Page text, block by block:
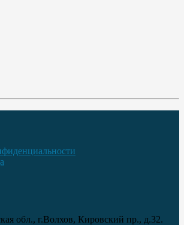
обл., г.Волхов, Кировский пр., д.32.